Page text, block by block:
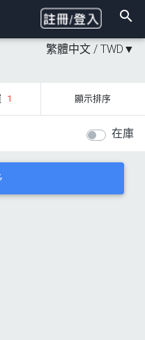
繁體中文 / TWD ▼
1 顯示排序
在庫